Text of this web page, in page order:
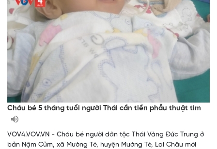
Cháu bé 5 tháng tuổi người Thái cần tiền phẫu thuật tim
VOV4.VOV.VN - Cháu bé người dân tộc Thái Vàng Đức Trung ở
bản Nậm Củm, xã Mường Tè, huyện Mường Tè, Lai Châu mới